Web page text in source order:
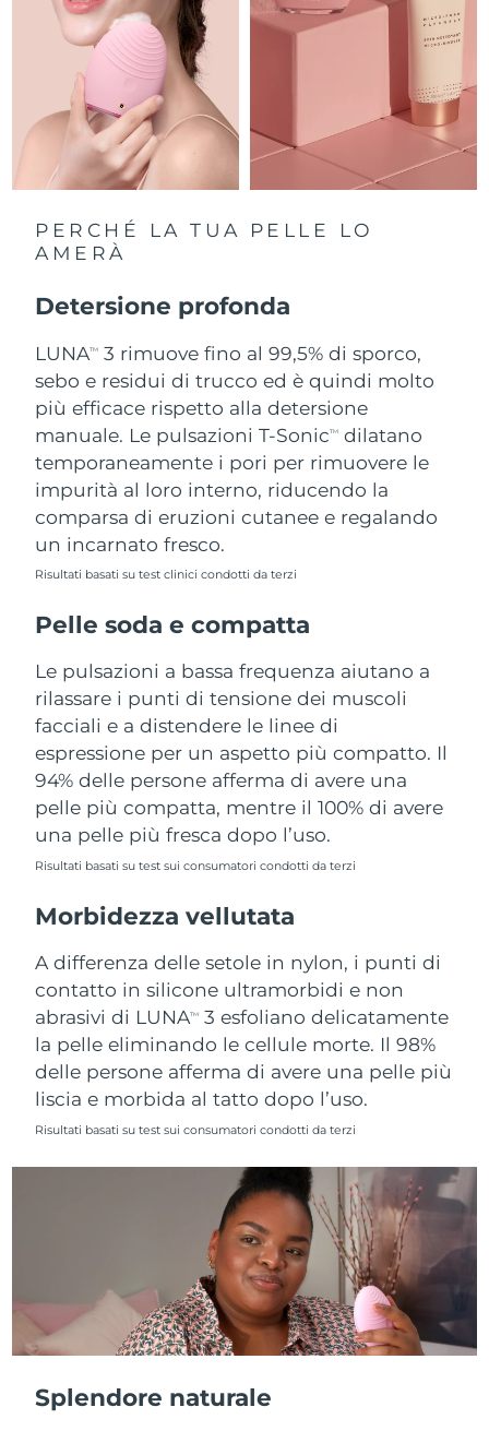
PERCHÉ LA TUA PELLE LO
AMERÀ
Detersione profonda
LUNATM
3 rimuove fino al 99,5% di sporco,
sebo e residui di trucco ed è quindi molto
più efficace rispetto alla detersione
manuale. Le pulsazioni T-SonicTM
dilatano
temporaneamente i pori per rimuovere le
impurità al loro interno, riducendo la
comparsa di eruzioni cutanee e regalando
un incarnato fresco.
Risultati basati su test clinici condotti da terzi
Pelle soda e compatta
Le pulsazioni a bassa frequenza aiutano a
rilassare i punti di tensione dei muscoli
facciali e a distendere le linee di
espressione per un aspetto più compatto. Il
94% delle persone afferma di avere una
pelle più compatta, mentre il 100% di avere
una pelle più fresca dopo l’uso.
Risultati basati su test sui consumatori condotti da terzi
Morbidezza vellutata
A differenza delle setole in nylon, i punti di
contatto in silicone ultramorbidi e non
abrasivi di LUNATM
3 esfoliano delicatamente
la pelle eliminando le cellule morte. Il 98%
delle persone afferma di avere una pelle più
liscia e morbida al tatto dopo l’uso.
Risultati basati su test sui consumatori condotti da terzi
Splendore naturale
Slovacchia 8/8/26
Slovenia 8/8/26
Sudafrica Consegna stimata 8/16/26
Spagna
Svezia Consegna stimata
Svizzera Consegna stimata8/8/26
Taiwan Consegna stimata
Thailandia Consegna stimata8/12/26
Turchia Consegna stimata 8/9/26
Emirati Arabi Uniti
Regno Unito
Stati Uniti Consegna stimata
Uzbekistan
Vietnam Consegna stimata8/14/26